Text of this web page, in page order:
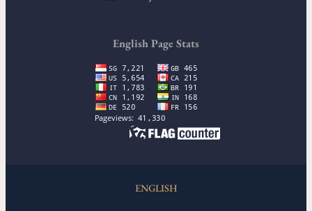
English Page Stats
ENGLISH